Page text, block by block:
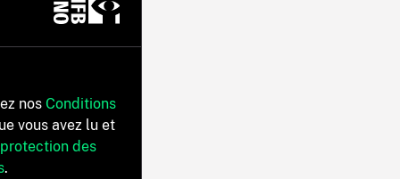
nos Conditions
vous avez lu et
des
.